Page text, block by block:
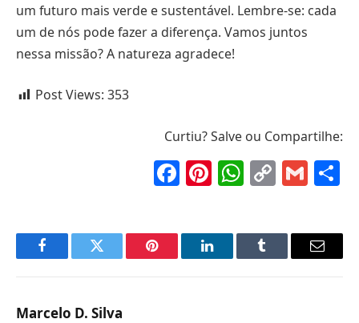
um futuro mais verde e sustentável. Lembre-se: cada
um de nós pode fazer a diferença. Vamos juntos
nessa missão? A natureza agradece!
Post Views: 353
Curtiu? Salve ou Compartilhe:
Facebook
Pinterest
Copy
FacebookTwitter Pinterest LinkedInTumblr Email
Marcelo D. Silva